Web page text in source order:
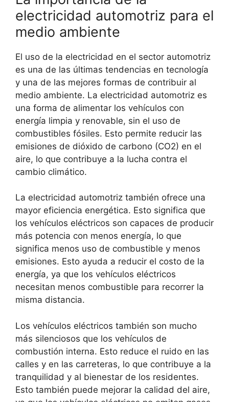
electricidad automotriz para el
medio ambiente
El uso de la electricidad en el sector automotriz
es una de las últimas tendencias en tecnología
y una de las mejores formas de contribuir al
medio ambiente. La electricidad automotriz es
una forma de alimentar los vehículos con
energía limpia y renovable, sin el uso de
combustibles fósiles. Esto permite reducir las
emisiones de dióxido de carbono (CO2) en el
aire, lo que contribuye a la lucha contra el
cambio climático.
La electricidad automotriz también ofrece una
mayor eficiencia energética. Esto significa que
los vehículos eléctricos son capaces de producir
más potencia con menos energía, lo que
significa menos uso de combustible y menos
emisiones. Esto ayuda a reducir el costo de la
energía, ya que los vehículos eléctricos
necesitan menos combustible para recorrer la
misma distancia.
Los vehículos eléctricos también son mucho
más silenciosos que los vehículos de
combustión interna. Esto reduce el ruido en las
calles y en las carreteras, lo que contribuye a la
tranquilidad y al bienestar de los residentes.
Esto también puede mejorar la calidad del aire,